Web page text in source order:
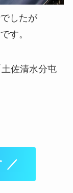
したが
す。
佐清水分屯
／